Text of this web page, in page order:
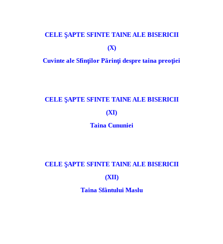
CELE ŞAPTE SFINTE TAINE ALE BISERICII
(X)
Cuvinte ale Sfinţilor Părinţi despre taina preoţiei
CELE ŞAPTE SFINTE TAINE ALE BISERICII
(XI)
Taina Cununiei
CELE ŞAPTE SFINTE TAINE ALE BISERICII
(XII)
Taina Sfântului Maslu